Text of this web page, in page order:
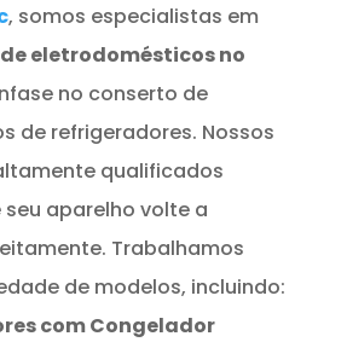
, somos especialistas em
eletrodomésticos no
no conserto de
de refrigeradores. Nossos
qualificados
aparelho volte a
Trabalhamos
de modelos, incluindo:
com Congelador